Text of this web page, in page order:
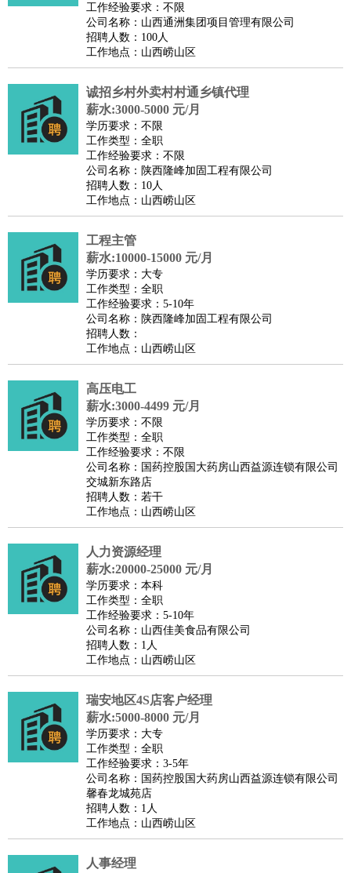
工作经验要求：不限
公司名称：山西通洲集团项目管理有限公司
招聘人数：100人
工作地点：山西崂山区
诚招乡村外卖村村通乡镇代理
薪水:3000-5000 元/月
学历要求：不限
工作类型：全职
工作经验要求：不限
公司名称：陕西隆峰加固工程有限公司
招聘人数：10人
工作地点：山西崂山区
工程主管
薪水:10000-15000 元/月
学历要求：大专
工作类型：全职
工作经验要求：5-10年
公司名称：陕西隆峰加固工程有限公司
招聘人数：
工作地点：山西崂山区
高压电工
薪水:3000-4499 元/月
学历要求：不限
工作类型：全职
工作经验要求：不限
公司名称：国药控股国大药房山西益源连锁有限公司
交城新东路店
招聘人数：若干
工作地点：山西崂山区
人力资源经理
薪水:20000-25000 元/月
学历要求：本科
工作类型：全职
工作经验要求：5-10年
公司名称：山西佳美食品有限公司
招聘人数：1人
工作地点：山西崂山区
瑞安地区4S店客户经理
薪水:5000-8000 元/月
学历要求：大专
工作类型：全职
工作经验要求：3-5年
公司名称：国药控股国大药房山西益源连锁有限公司
馨春龙城苑店
招聘人数：1人
工作地点：山西崂山区
人事经理